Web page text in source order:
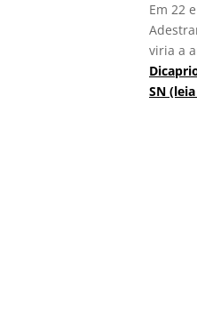
Em 22
viria a
SN